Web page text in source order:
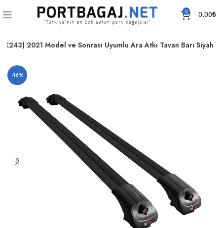
0 0,00₺
2021 Model ve Sonrası Uyumlu Ara Atkı Tavan Barı Siyah
-16%